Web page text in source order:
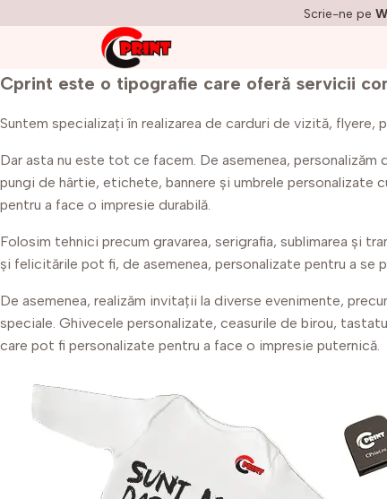
Scrie-ne pe
Cprint este o tipografie care oferă servicii
Suntem specializați în realizarea de carduri de vizită,
Dar asta nu este tot ce facem. De asemenea,
pungi de hârtie, etichete, bannere și umbrele personalizate
pentru a face o impresie durabilă.
Folosim tehnici precum gravarea, serigrafia, sublimarea și
și felicitările pot fi, de asemenea, personalizate pentru a se
De asemenea, realizăm invitații la diverse evenimente,
speciale. Ghivecele personalizate, ceasurile de birou,
care pot fi personalizate pentru a face o impresie puternică.